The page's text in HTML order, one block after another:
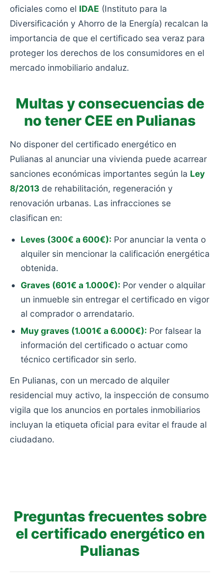
oficiales como el IDAE (Instituto para la
Diversificación y Ahorro de la Energía) recalcan la
importancia de que el certificado sea veraz para
proteger los derechos de los consumidores en el
mercado inmobiliario andaluz.
Multas y consecuencias de
no tener CEE en Pulianas
No disponer del certificado energético en
Pulianas al anunciar una vivienda puede acarrear
sanciones económicas importantes según la Ley
8/2013 de rehabilitación, regeneración y
renovación urbanas. Las infracciones se
clasifican en:
Leves (300€ a 600€): Por anunciar la venta o
alquiler sin mencionar la calificación energética
obtenida.
Graves (601€ a 1.000€): Por vender o alquilar
un inmueble sin entregar el certificado en vigor
al comprador o arrendatario.
Muy graves (1.001€ a 6.000€): Por falsear la
información del certificado o actuar como
técnico certificador sin serlo.
En Pulianas, con un mercado de alquiler
residencial muy activo, la inspección de consumo
vigila que los anuncios en portales inmobiliarios
incluyan la etiqueta oficial para evitar el fraude al
ciudadano.
Preguntas frecuentes sobre
el certificado energético en
Pulianas